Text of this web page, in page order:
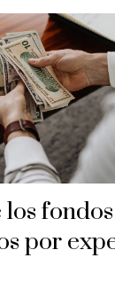
fondos
por